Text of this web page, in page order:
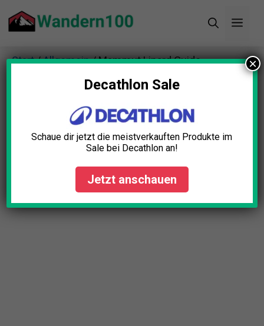
Inhalt
Start/Allgemein/ Mammut Linard Guide
Decathlon Sale
Schaue dir jetzt die meistverkauften Produkte im
Sale bei Decathlon an!
Jetzt anschauen
×